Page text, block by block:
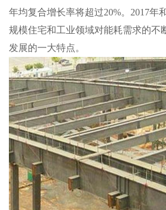
年均复合增长率将超过20%。2017年
规模住宅和工业领域对能耗需求的不
发展的一大特点。